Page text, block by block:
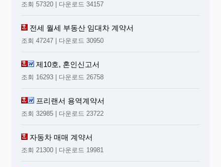
조회 57320 | 다운로드 34157
전세 월세 부동산 임대차 계약서
조회 47247 | 다운로드 30950
제10호, 혼인신고서
조회 16293 | 다운로드 26758
프리랜서 용역계약서
조회 32985 | 다운로드 23722
자동차 매매 계약서
조회 21300 | 다운로드 19981